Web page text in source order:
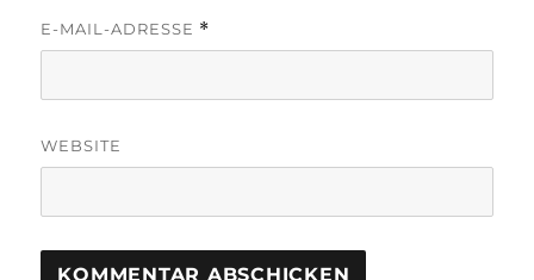
E-MAIL-ADRESSE *
WEBSITE